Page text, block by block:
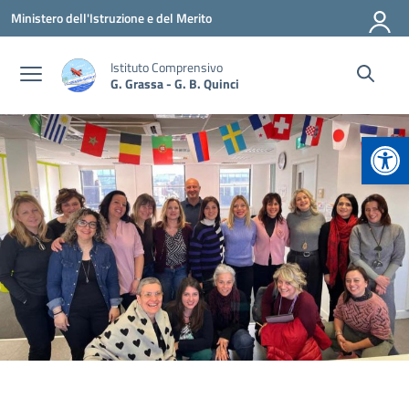
Vai ai contenuti
Vai al menu di navigazione
Vai al footer
Ministero dell'Istruzione e del Merito
Istituto Comprensivo
G. Grassa - G. B. Quinci